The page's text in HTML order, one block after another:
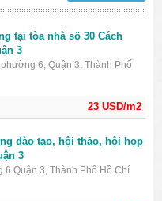
23 USD/m2
tại tòa nhà số 30 Cách
3
6, Quận 3, Thành Phố
đào tạo, hội thảo, hội họp
3
6 Quận 3, Thành Phố Hồ Chí